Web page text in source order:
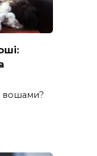
вошами?